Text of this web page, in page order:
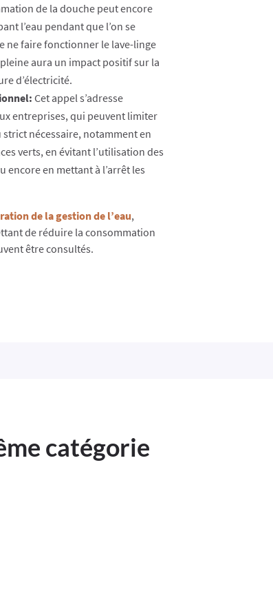
de la douche peut encore
l’eau pendant que l’on se
ne faire fonctionner le lave-linge
aura un impact positif sur la
d’électricité.
Cet appel s’adresse
entreprises, qui peuvent limiter
strict nécessaire, notamment en
verts, en évitant l’utilisation des
encore en mettant à l’arrêt les
de la gestion de l’eau,
de réduire la consommation
être consultés.
catégorie